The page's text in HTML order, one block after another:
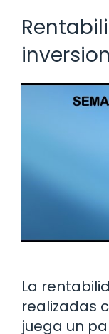
La
realizadas
juega un